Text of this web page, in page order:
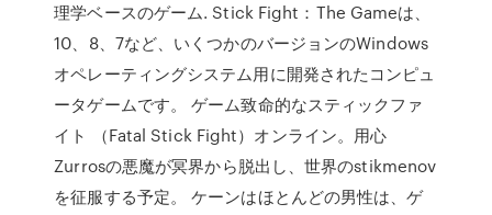
理学ベースのゲーム. Stick Fight：The Gameは、
10、8、7など、いくつかのバージョンのWindows
オペレーティングシステム用に開発されたコンピュ
ータゲームです。 ゲーム致命的なスティックファ
イト （Fatal Stick Fight）オンライン。用心
Zurrosの悪魔が冥界から脱出し、世界のstikmenov
を征服する予定。 ケーンはほとんどの男性は、ゲ